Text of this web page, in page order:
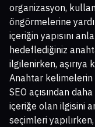
organizasyon,
öngörmelerine
içeriğin yapısını
hedeflediğiniz
ilgilenirken, aşırıya
Anahtar kelimelerin
SEO açısından
içeriğe olan ilgisini
seçimleri